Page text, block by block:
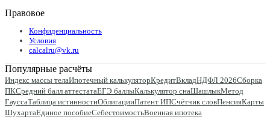
Правовое
Конфиденциальность
Условия
calcalru@vk.ru
Популярные расчёты
Индекс массы телаИпотечный калькуляторКредитВкладНДФЛ 2026Сборка
ПКСредний балл аттестатаЕГЭ баллыКалькулятор снаШашлыкМетод
ГауссаТаблица истинностиОблигацииПатент ИПСчётчик словПенсияКарты
ШухартаЕдиное пособиеСебестоимостьВоенная ипотека